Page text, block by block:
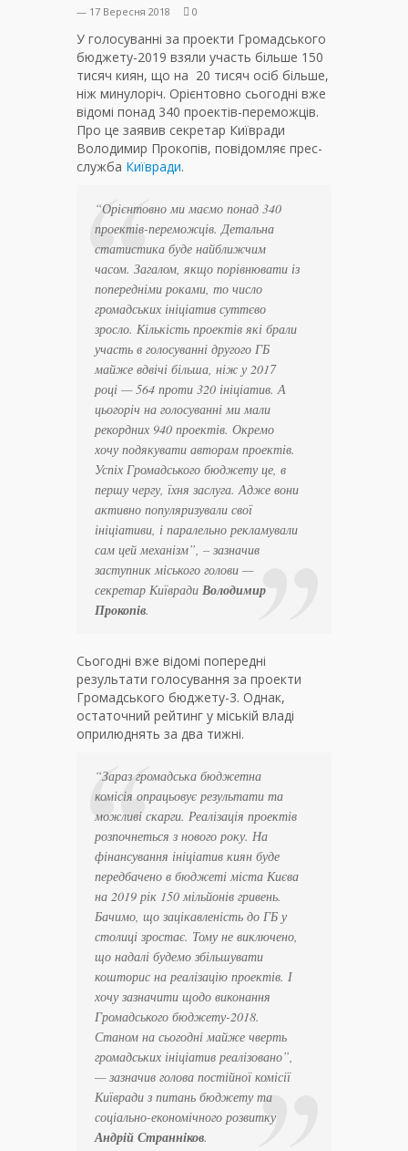
— 17 Вересня 2018 0
У голосуванні за проекти Громадського
бюджету-2019 взяли участь більше 150
тисяч киян, що на 20 тисяч осіб більше,
ніж минулоріч. Орієнтовно сьогодні вже
відомі понад 340 проектів-переможців.
Про це заявив секретар Київради
Володимир Прокопів, повідомляє прес-
служба Київради.
“Орієнтовно ми маємо понад 340
проектів-переможців. Детальна
статистика буде найближчим
часом. Загалом, якщо порівнювати із
попередніми роками, то число
громадських ініціатив суттєво
зросло. Кількість проектів які брали
участь в голосуванні другого ГБ
майже вдвічі більша, ніж у 2017
році — 564 проти 320 ініціатив. А
цьогоріч на голосуванні ми мали
рекордних 940 проектів. Окремо
хочу подякувати авторам проектів.
Успіх Громадського бюджету це, в
першу чергу, їхня заслуга. Адже вони
активно популяризували свої
ініціативи, і паралельно рекламували
сам цей механізм”, – зазначив
заступник міського голови —
секретар Київради Володимир
Прокопів.
Сьогодні вже відомі попередні
результати голосування за проекти
Громадського бюджету-3. Однак,
остаточний рейтинг у міській владі
оприлюднять за два тижні.
“Зараз громадська бюджетна
комісія опрацьовує результати та
можливі скарги. Реалізація проектів
розпочнеться з нового року. На
фінансування ініціатив киян буде
передбачено в бюджеті міста Києва
на 2019 рік 150 мільйонів гривень.
Бачимо, що зацікавленість до ГБ у
столиці зростає. Тому не виключено,
що надалі будемо збільшувати
кошторис на реалізацію проектів. І
хочу зазначити щодо виконання
Громадського бюджету-2018.
Станом на сьогодні майже чверть
громадських ініціатив реалізовано”,
— зазначив голова постійної комісії
Київради з питань бюджету та
соціально-економічного розвитку
Андрій Странніков.